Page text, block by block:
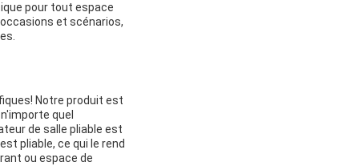
pour tout espace
et scénarios,
Notre produit est
quel
de salle pliable est
pliable, ce qui le rend
ou espace de